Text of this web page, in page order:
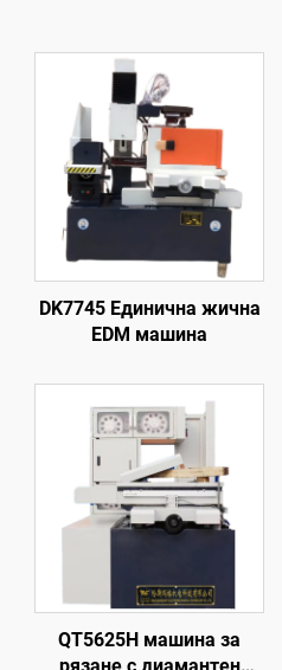
DK7745 Единична жична
EDM машина
QT5625H машина за